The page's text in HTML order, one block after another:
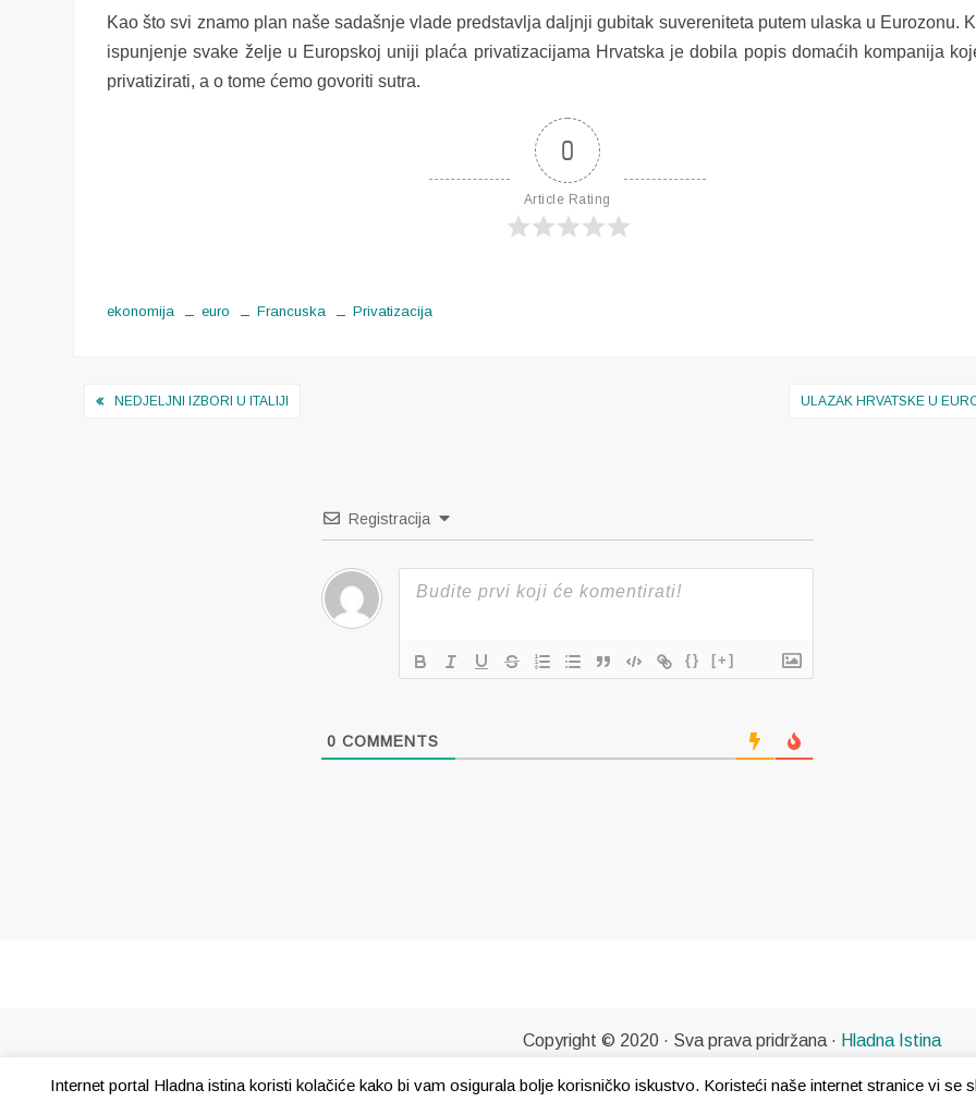
Kao što svi znamo plan naše sadašnje vlade predstavlja daljnji gubitak suvereniteta putem ulaska u Eurozonu.
ispunjenje svake želje u Europskoj uniji plaća privatizacijama Hrvatska je dobila popis domaćih kompanija
privatizirati, a o tome ćemo govoriti sutra.
0
Article Rating
ekonomija euro Francuska Privatizacija
Navigacija
NEDJELJNI IZBORI U ITALIJI ULAZAK HRVATSKE U
Registracija
{} [+]
0 COMMENTS
Internet portal Hladna istina koristi kolačiće kako bi vam osigurala bolje korisničko iskustvo. Koristeći naše internet stranice vi
Copyright © 2020 · Sva prava pridržana · Hladna Istina